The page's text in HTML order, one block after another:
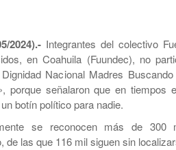
2024).- Integrantes del colectivo
en Coahuila (Fuundec), no
Nacional Madres
porque señalaron que en tiempos
botín político para nadie.
se reconocen más de 300
de las que 116 mil siguen sin